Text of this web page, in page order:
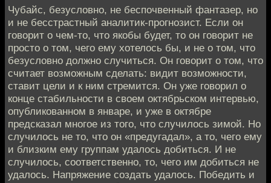
Чубайс, безусловно, не беспочвенный фантазер, но
и не бесстрастный аналитик-прогнозист. Если он
говорит о чем-то, что якобы будет, то он говорит не
просто о том, чего ему хотелось бы, и не о том, что
безусловно должно случиться. Он говорит о том, что
считает возможным сделать: видит возможности,
ставит цели и к ним стремится. Он уже говорил о
конце стабильности в своем октябрьском интервью,
опубликованном в январе, и уже в октябре
предсказал многое из того, что случилось зимой. Но
случилось не то, что он «предугадал», а то, чего ему
и близким ему группам удалось добиться. И не
случилось, соответственно, то, чего им добиться не
удалось. Напряжение создать удалось. Победить и